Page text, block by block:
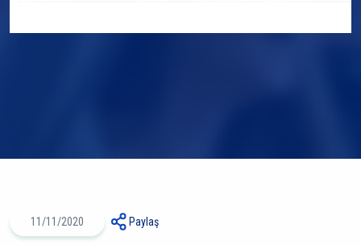
11/11/2020 Paylaş